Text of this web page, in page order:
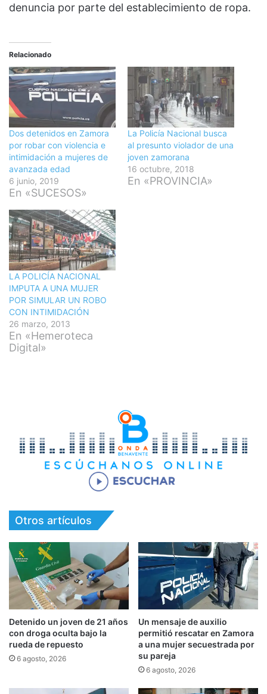
denuncia por parte del establecimiento de ropa.
Relacionado
Dos detenidos en Zamora
por robar con violencia e
intimidación a mujeres de
avanzada edad
6 junio, 2019
En «SUCESOS»
La Policía Nacional busca
al presunto violador de una
joven zamorana
16 octubre, 2018
En «PROVINCIA»
LA POLICÍA NACIONAL
IMPUTA A UNA MUJER
POR SIMULAR UN ROBO
CON INTIMIDACIÓN
26 marzo, 2013
En «Hemeroteca
Digital»
Otros artículos
Detenido un joven de 21 años
con droga oculta bajo la
rueda de repuesto
6 agosto, 2026
Un mensaje de auxilio
permitió rescatar en Zamora
a una mujer secuestrada por
su pareja
6 agosto, 2026